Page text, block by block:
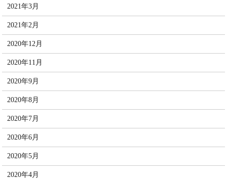
2021年3月
2021年2月
2020年12月
2020年11月
2020年9月
2020年8月
2020年7月
2020年6月
2020年5月
2020年4月